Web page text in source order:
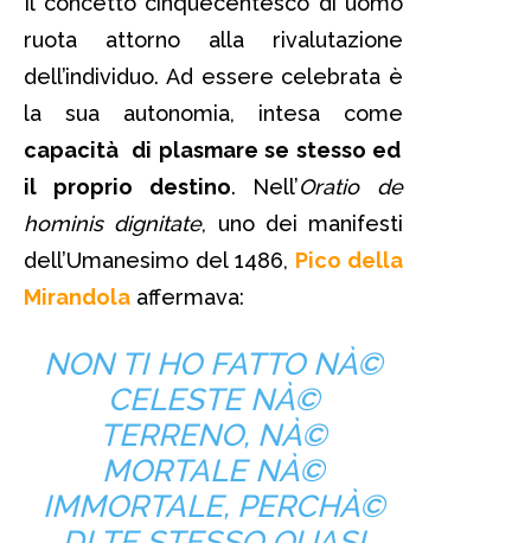
ruota attorno alla rivalutazione
dell’individuo. Ad essere celebrata è
la sua autonomia, intesa come
capacità di plasmare se stesso ed
il proprio destino. Nell’Oratio de
hominis dignitate, uno dei manifesti
dell’Umanesimo del 1486, Pico della
Mirandola affermava:
NON TI HO FATTO NÀ©
CELESTE NÀ©
TERRENO, NÀ©
MORTALE NÀ©
IMMORTALE, PERCHÀ©